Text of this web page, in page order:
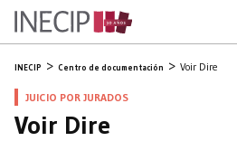
INECIP Centro de documentación Voir Dire
JUICIO POR JURADOS
Voir Dire